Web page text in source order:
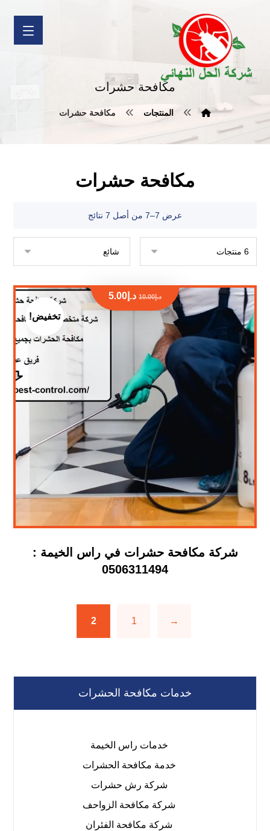
مكافحة حشرات
المنتجات مكافحة حشرات
مكافحة حشرات
عرض 7–7 من أصل 7 نتائج
شركة مكافحة حشرات في راس الخيمة :
0506311494
د.إ10.00 د.إ 5.00
تخفيض!
→
1
2
خدمات مكافحة الحشرات
خدمات راس الخيمة
خدمة مكافحة الحشرات
شركة رش حشرات
شركة مكافحة الزواحف
شركة مكافحة الفئران